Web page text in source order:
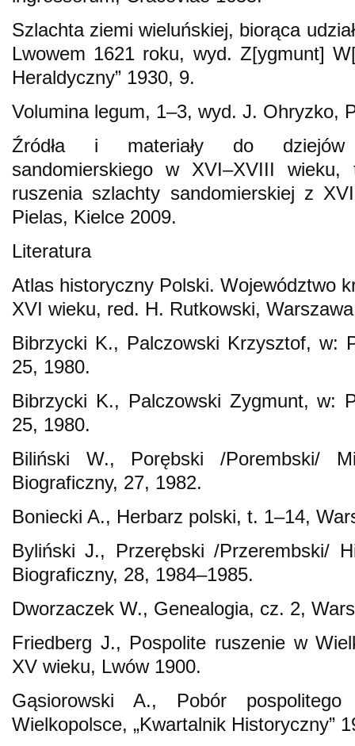
Szlachta ziemi wieluńskiej, biorąca
Lwowem 1621 roku, wyd. Z[ygmunt]
Heraldyczny” 1930, 9.
Volumina legum, 1–3, wyd. J. Ohryzko,
Źródła i materiały do dziejów
sandomierskiego w XVI–XVIII
ruszenia szlachty sandomierskiej z
Pielas, Kielce 2009.
Literatura
Atlas historyczny Polski. Województwo
XVI wieku, red. H. Rutkowski,
Bibrzycki K., Palczowski Krzysztof, w:
25, 1980.
Bibrzycki K., Palczowski Zygmunt, w:
25, 1980.
Biliński W., Porębski /Porembski/
Biograficzny, 27, 1982.
Boniecki A., Herbarz polski, t. 1–14,
Byliński J., Przerębski /Przerembski/
Biograficzny, 28, 1984–1985.
Dworzaczek W., Genealogia, cz. 2,
Friedberg J., Pospolite ruszenie w
XV wieku, Lwów 1900.
Gąsiorowski A., Pobór
Wielkopolsce, „Kwartalnik Historyczny”